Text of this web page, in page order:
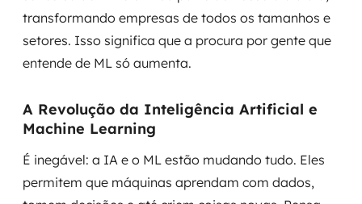
transformando empresas de todos os tamanhos e
setores. Isso significa que a procura por gente que
entende de ML só aumenta.
A Revolução da Inteligência Artificial e
Machine Learning
É inegável: a IA e o ML estão mudando tudo. Eles
permitem que máquinas aprendam com dados,